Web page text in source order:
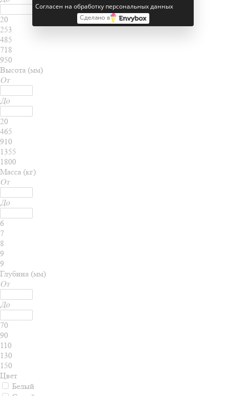
20
253
485
718
950
Высота (мм)
От
До
20
465
910
1355
1800
Масса (кг)
От
До
6
7
8
9
9
Глубина (мм)
От
До
70
90
110
130
150
Цвет
Белый
Согласен на обработку персональных данных
Сделано в